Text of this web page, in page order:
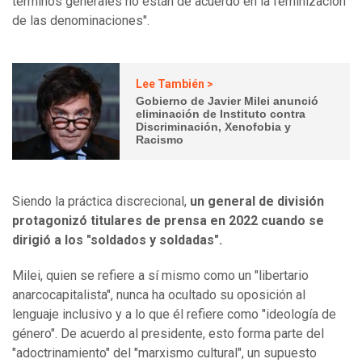
de las denominaciones".
Lee También >
Gobierno de Javier Milei anunció
eliminación de Instituto contra
Discriminación, Xenofobia y
Racismo
Siendo la práctica discrecional, un general de división
protagonizó titulares de prensa en 2022 cuando se
dirigió a los "soldados y soldadas".
Milei, quien se refiere a sí mismo como un "libertario
anarcocapitalista", nunca ha ocultado su oposición al
lenguaje inclusivo y a lo que él refiere como "ideología de
género". De acuerdo al presidente, esto forma parte del
"adoctrinamiento" del "marxismo cultural", un supuesto